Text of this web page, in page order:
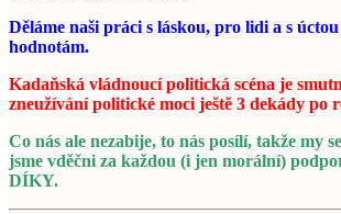
Děláme naši práci s láskou, pro lidi a s
hodnotám.
Kadaňská vládnoucí politická scéna je
zneužívání politické moci ještě 3 dekády po
Co nás ale nezabije, to nás posílí, takže my
jsme vděčni za každou (i jen morální)
DÍKY.